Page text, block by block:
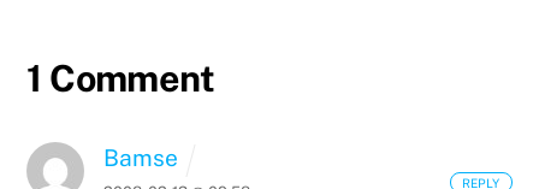
1 Comment
Bamse
REPLY